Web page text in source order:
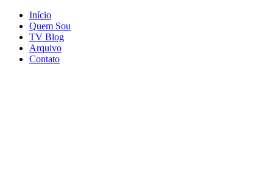
Início
Quem Sou
TV Blog
Arquivo
Contato